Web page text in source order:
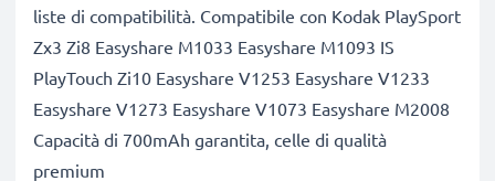
liste di compatibilità. Compatibile con Kodak PlaySport
Zx3 Zi8 Easyshare M1033 Easyshare M1093 IS
PlayTouch Zi10 Easyshare V1253 Easyshare V1233
Easyshare V1273 Easyshare V1073 Easyshare M2008
Capacità di 700mAh garantita, celle di qualità
premium